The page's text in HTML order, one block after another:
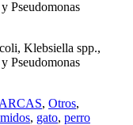
Pseudomonas
Klebsiella spp.,
Pseudomonas
, Otros,
, gato, perro